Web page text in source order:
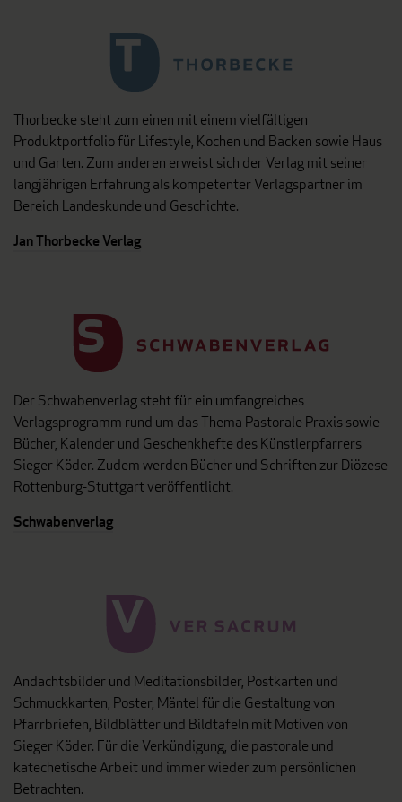
Thorbecke steht zum einen mit einem vielfältigen
Produktportfolio für Lifestyle, Kochen und Backen sowie Haus
und Garten. Zum anderen erweist sich der Verlag mit seiner
langjährigen Erfahrung als kompetenter Verlagspartner im
Bereich Landeskunde und Geschichte.
Jan Thorbecke Verlag
Der Schwabenverlag steht für ein umfangreiches
Verlagsprogramm rund um das Thema Pastorale Praxis sowie
Bücher, Kalender und Geschenkhefte des Künstlerpfarrers
Sieger Köder. Zudem werden Bücher und Schriften zur Diözese
Rottenburg-Stuttgart veröffentlicht.
Schwabenverlag
Andachtsbilder und Meditationsbilder, Postkarten und
Schmuckkarten, Poster, Mäntel für die Gestaltung von
Pfarrbriefen, Bildblätter und Bildtafeln mit Motiven von
Sieger Köder. Für die Verkündigung, die pastorale und
katechetische Arbeit und immer wieder zum persönlichen
Betrachten.